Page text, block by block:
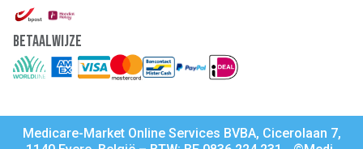
Betaalwijze
Medicare-Market Online Services BVBA, Cicerolaan 7,